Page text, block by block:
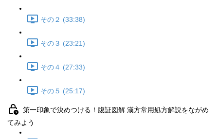
その２ (33:38)
その３ (23:21)
その４ (27:33)
その５ (25:17)
第一印象で決めつける！腹証図解 漢方常用処方解説をながめ
てみよう